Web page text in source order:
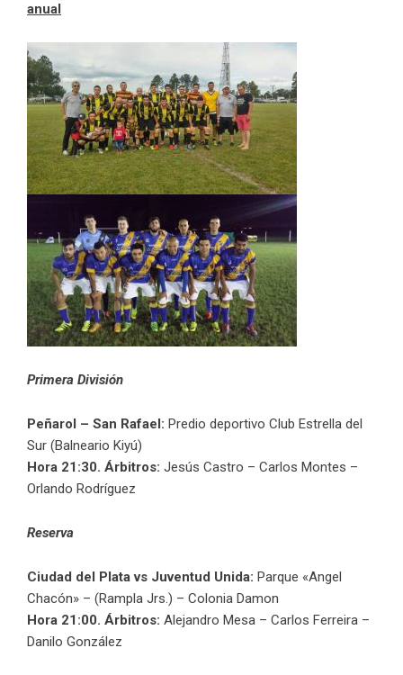
anual
Primera División
Peñarol – San Rafael: Predio deportivo Club Estrella del
Sur (Balneario Kiyú)
Hora 21:30. Árbitros: Jesús Castro – Carlos Montes –
Orlando Rodríguez
Reserva
Ciudad del Plata vs Juventud Unida: Parque «Angel
Chacón» – (Rampla Jrs.) – Colonia Damon
Hora 21:00. Árbitros: Alejandro Mesa – Carlos Ferreira –
Danilo González